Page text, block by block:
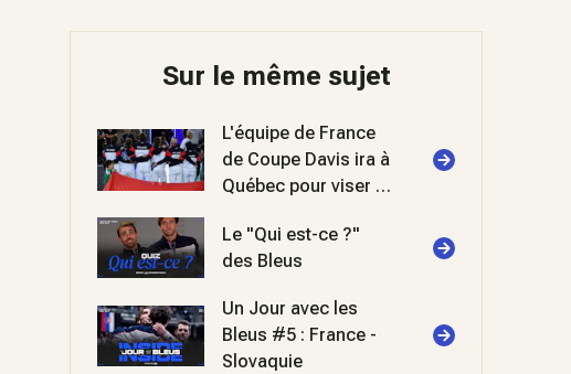
Sur le même sujet
L'équipe de France
de Coupe Davis ira à
Québec pour viser la
Le "Qui est-ce ?"
des Bleus
Un Jour avec les
Bleus #5 : France -
Slovaquie